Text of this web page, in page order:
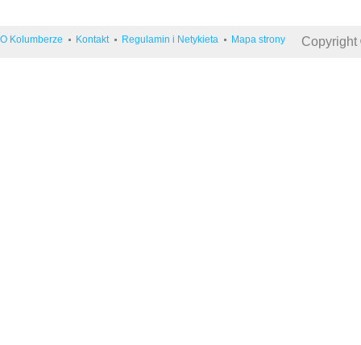
O Kolumberze Kontakt Regulamin i Netykieta Mapa strony